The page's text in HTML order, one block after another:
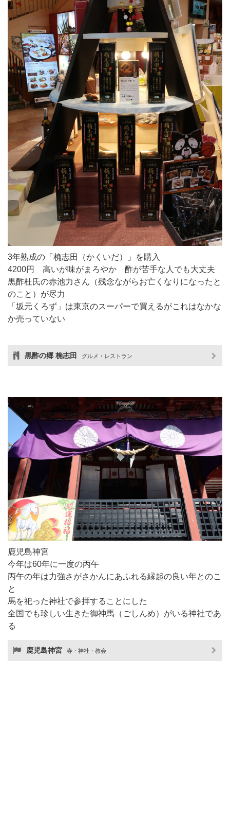
3年熟成の「桷志田（かくいだ）」を購入
4200円 高いが味がまろやか 酢が苦手な人でも大丈夫
黒酢杜氏の赤池力さん（残念ながらお亡くなりになったと
のこと）が尽力
「坂元くろず」は東京のスーパーで買えるがこれはなかな
か売っていない
黒酢の郷 桷志田 グルメ・レストラン
鹿児島神宮
今年は60年に一度の丙午
丙午の年は力強さがさかんにあふれる縁起の良い年とのこ
と
馬を祀った神社で参拝することにした
全国でも珍しい生きた御神馬（ごしんめ）がいる神社であ
る
鹿児島神宮 寺・神社・教会